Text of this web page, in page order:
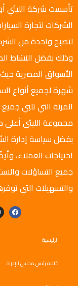
الشركات لتجارة
لتصبح واحدة من
وذلك بفضل النشاط
الأسواق المصرية حيث
شهرة لجميع أنواع
المرنة التي تلبي
بفضل سياسة إدارة
احتياجات العملاء،
جميع التساؤلات
والتسهيلات التي
الرئيسية
كلمة رئيس مجلس الإدراة